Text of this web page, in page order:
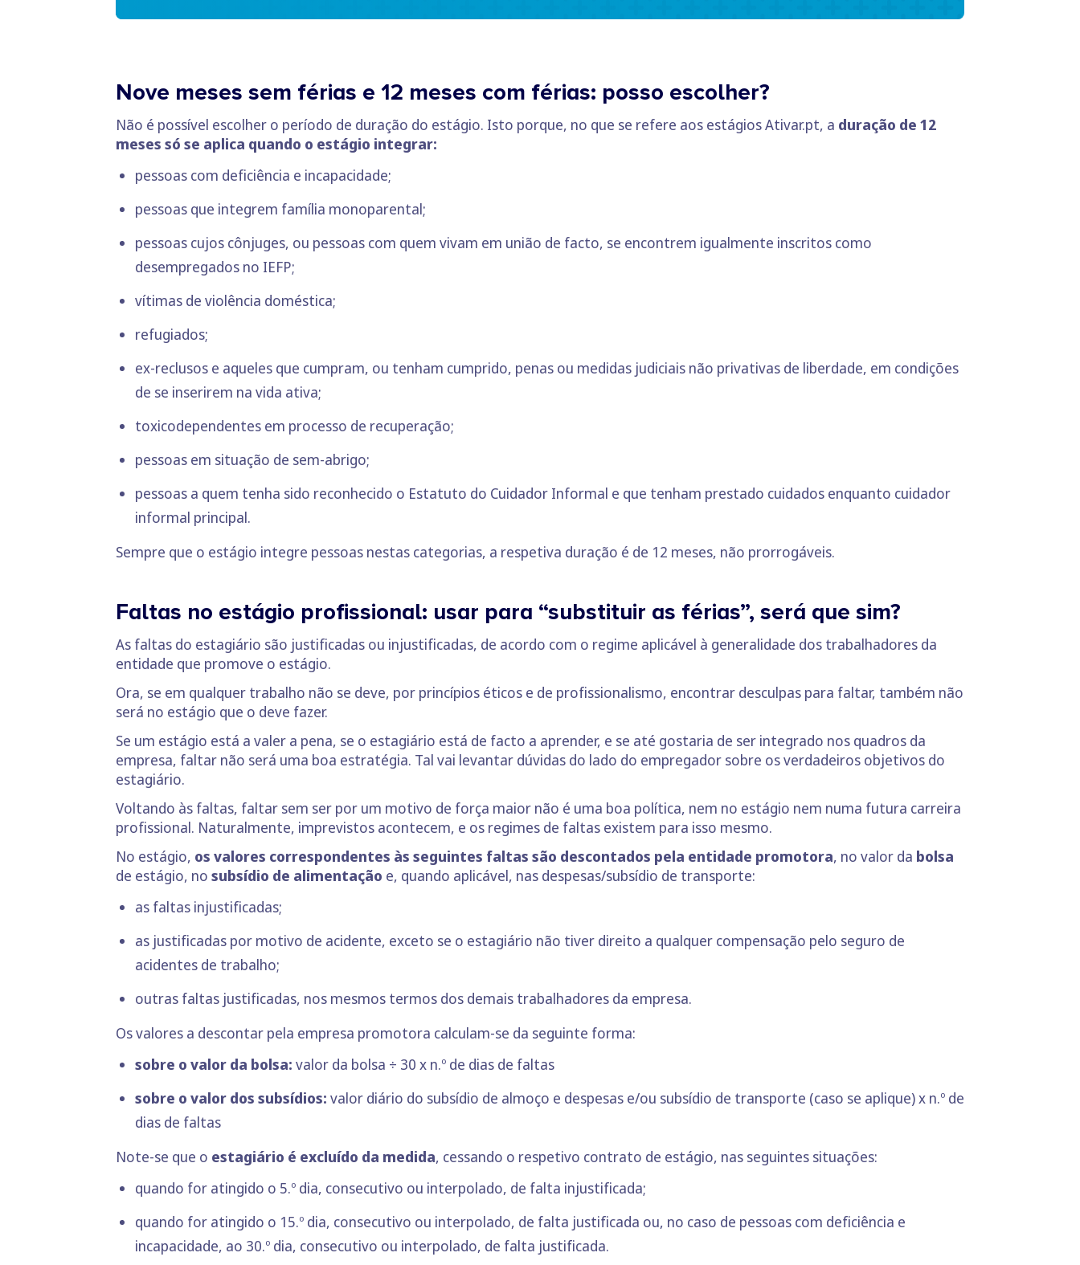
Nove meses sem férias e 12 meses com férias: posso escolher?
Não é possível escolher o período de duração do estágio. Isto porque, no que se refere aos estágios Ativar.pt, a duração de 12
meses só se aplica quando o estágio integrar:
pessoas com deficiência e incapacidade;
pessoas que integrem família monoparental;
pessoas cujos cônjuges, ou pessoas com quem vivam em união de facto, se encontrem igualmente inscritos como
desempregados no IEFP;
vítimas de violência doméstica;
refugiados;
ex-reclusos e aqueles que cumpram, ou tenham cumprido, penas ou medidas judiciais não privativas de liberdade, em condições
de se inserirem na vida ativa;
toxicodependentes em processo de recuperação;
pessoas em situação de sem-abrigo;
pessoas a quem tenha sido reconhecido o Estatuto do Cuidador Informal e que tenham prestado cuidados enquanto cuidador
informal principal.
Sempre que o estágio integre pessoas nestas categorias, a respetiva duração é de 12 meses, não prorrogáveis.
Faltas no estágio profissional: usar para “substituir as férias”, será que sim?
As faltas do estagiário são justificadas ou injustificadas, de acordo com o regime aplicável à generalidade dos trabalhadores da
entidade que promove o estágio.
Ora, se em qualquer trabalho não se deve, por princípios éticos e de profissionalismo, encontrar desculpas para faltar, também não
será no estágio que o deve fazer.
Se um estágio está a valer a pena, se o estagiário está de facto a aprender, e se até gostaria de ser integrado nos quadros da
empresa, faltar não será uma boa estratégia. Tal vai levantar dúvidas do lado do empregador sobre os verdadeiros objetivos do
estagiário.
Voltando às faltas, faltar sem ser por um motivo de força maior não é uma boa política, nem no estágio nem numa futura carreira
profissional. Naturalmente, imprevistos acontecem, e os regimes de faltas existem para isso mesmo.
No estágio, os valores correspondentes às seguintes faltas são descontados pela entidade promotora, no valor da bolsa
de estágio, no subsídio de alimentação e, quando aplicável, nas despesas/subsídio de transporte:
as faltas injustificadas;
as justificadas por motivo de acidente, exceto se o estagiário não tiver direito a qualquer compensação pelo seguro de
acidentes de trabalho;
outras faltas justificadas, nos mesmos termos dos demais trabalhadores da empresa.
Os valores a descontar pela empresa promotora calculam-se da seguinte forma:
sobre o valor da bolsa: valor da bolsa ÷ 30 x n.º de dias de faltas
sobre o valor dos subsídios: valor diário do subsídio de almoço e despesas e/ou subsídio de transporte (caso se aplique) x n.º de
dias de faltas
Note-se que o estagiário é excluído da medida, cessando o respetivo contrato de estágio, nas seguintes situações:
quando for atingido o 5.º dia, consecutivo ou interpolado, de falta injustificada;
quando for atingido o 15.º dia, consecutivo ou interpolado, de falta justificada ou, no caso de pessoas com deficiência e
incapacidade, ao 30.º dia, consecutivo ou interpolado, de falta justificada.